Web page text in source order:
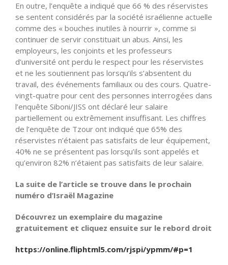
En outre, l’enquête a indiqué que 66 % des réservistes
se sentent considérés par la société israélienne actuelle
comme des « bouches inutiles à nourrir », comme si
continuer de servir constituait un abus. Ainsi, les
employeurs, les conjoints et les professeurs
d’université ont perdu le respect pour les réservistes
et ne les soutiennent pas lorsqu’ils s’absentent du
travail, des événements familiaux ou des cours. Quatre-
vingt-quatre pour cent des personnes interrogées dans
l’enquête Siboni/JISS ont déclaré leur salaire
partiellement ou extrêmement insuffisant. Les chiffres
de l’enquête de Tzour ont indiqué que 65% des
réservistes n’étaient pas satisfaits de leur équipement,
40% ne se présentent pas lorsqu’ils sont appelés et
qu’environ 82% n’étaient pas satisfaits de leur salaire.
La suite de l’article se trouve dans le prochain
numéro d’Israël Magazine
Découvrez un exemplaire du magazine
gratuitement et cliquez ensuite sur le rebord droit
https://online.fliphtml5.com/rjspi/ypmm/#p=1